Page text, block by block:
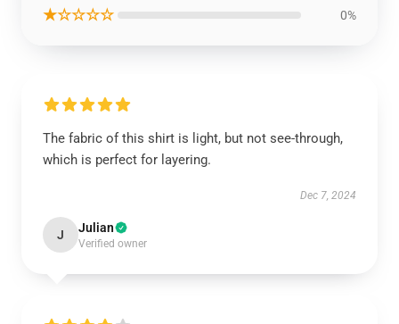
★☆☆☆☆ 0%
The fabric of this shirt is light, but not see-through,
which is perfect for layering.
Dec 7, 2024
J Julian
Verified owner